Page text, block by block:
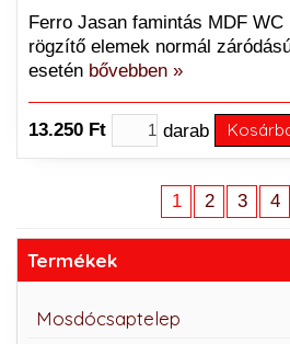
Ferro Jasan famintás MDF
rögzítő elemek normál
esetén bővebben »
13.250 Ft darab
1 2 3 4
Termékek
Mosdócsaptelep